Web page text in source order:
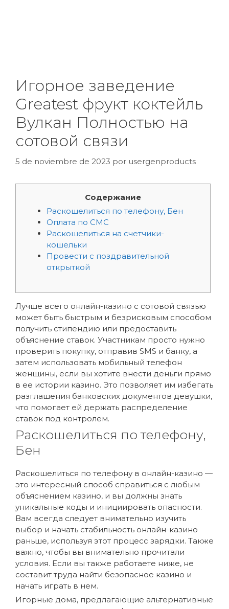
Игорное заведение
Greatest фрукт коктейль
Вулкан Полностью на
сотовой связи
5 de noviembre de 2023 por usergenproducts
Содержание
Раскошелиться по телефону, Бен
Оплата по СМС
Раскошелиться на счетчики-
кошельки
Провести с поздравительной
открыткой
Лучше всего онлайн-казино с сотовой связью
может быть быстрым и безрисковым способом
получить стипендию или предоставить
объяснение ставок. Участникам просто нужно
проверить покупку, отправив SMS и банку, а
затем использовать мобильный телефон
женщины, если вы хотите внести деньги прямо
в ее истории казино. Это позволяет им избегать
разглашения банковских документов девушки,
что помогает ей держать распределение
ставок под контролем.
Раскошелиться по телефону,
Бен
Раскошелиться по телефону в онлайн-казино —
это интересный способ справиться с любым
объяснением казино, и вы должны знать
уникальные коды и инициировать опасности.
Вам всегда следует внимательно изучить
выбор и начать стабильность онлайн-казино
раньше, используя этот процесс зарядки. Также
важно, чтобы вы внимательно прочитали
условия. Если вы также работаете ниже, не
составит труда найти безопасное казино и
начать играть в нем.
Игорные дома, предлагающие альтернативные